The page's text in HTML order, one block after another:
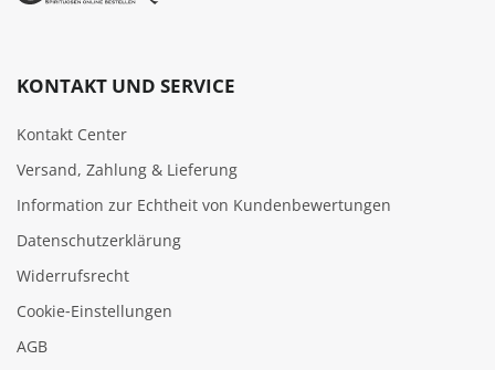
KONTAKT UND SERVICE
Kontakt Center
Versand, Zahlung & Lieferung
Information zur Echtheit von Kundenbewertungen
Datenschutzerklärung
Widerrufsrecht
Cookie‑Einstellungen
AGB